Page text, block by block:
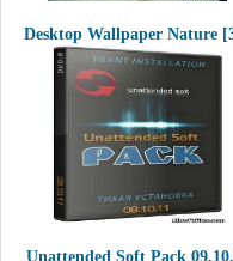
Desktop Wallpaper Nature
Unattended Soft Pack